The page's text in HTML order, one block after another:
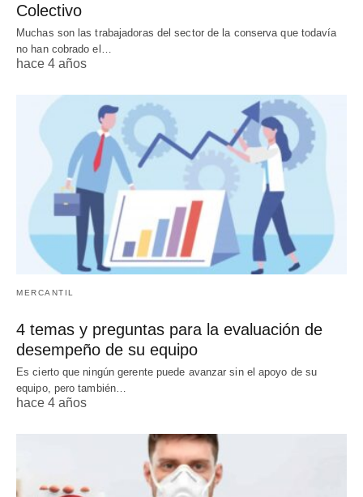
Colectivo
Muchas son las trabajadoras del sector de la conserva que todavía
no han cobrado el…
hace 4 años
MERCANTIL
4 temas y preguntas para la evaluación de
desempeño de su equipo
Es cierto que ningún gerente puede avanzar sin el apoyo de su
equipo, pero también…
hace 4 años